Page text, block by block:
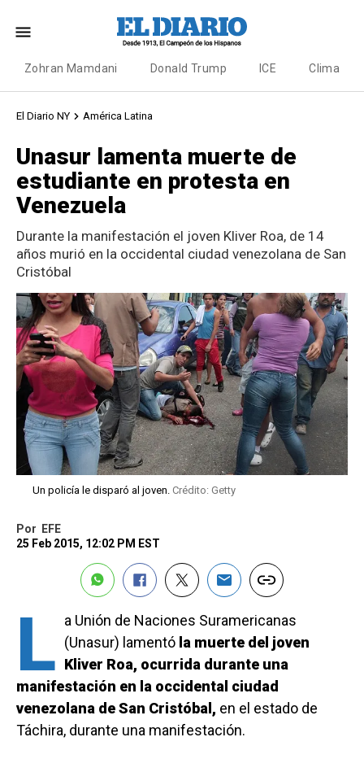
Zohran Mamdani Donald Trump ICE Clima
El Diario NY América Latina
Unasur lamenta muerte de
estudiante en protesta en
Venezuela
Durante la manifestación el joven Kliver Roa, de 14
años murió en la occidental ciudad venezolana de San
Cristóbal
Un policía le disparó al joven. Crédito: Getty
Por
EFE
25 Feb 2015, 12:02 PM EST
L a Unión de Naciones Suramericanas
(Unasur) lamentó la muerte del joven
Kliver Roa, ocurrida durante una
manifestación en la occidental ciudad
venezolana de San Cristóbal, en el estado de
Táchira, durante una manifestación.